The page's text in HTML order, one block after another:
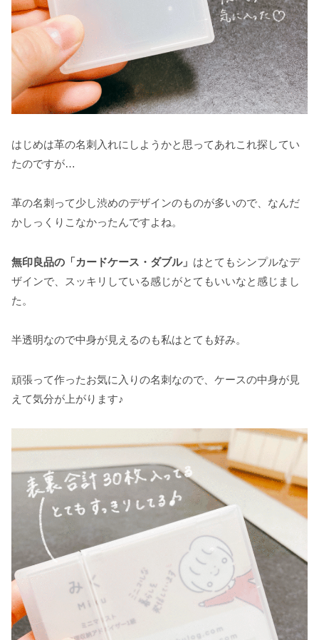
はじめは革の名刺入れにしようかと思ってあれこれ探してい
たのですが…
革の名刺って少し渋めのデザインのものが多いので、なんだ
かしっくりこなかったんですよね。
無印良品の「カードケース・ダブル」 はとてもシンプルなデ
ザインで、スッキリしている感じがとてもいいなと感じまし
た。
半透明なので中身が見えるのも私はとても好み。
頑張って作ったお気に入りの名刺なので、ケースの中身が見
えて気分が上がります♪